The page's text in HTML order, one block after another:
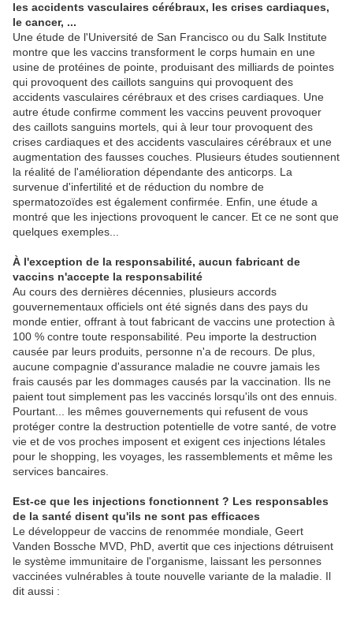
les accidents vasculaires cérébraux, les crises cardiaques,
le cancer, ...
Une étude de l'Université de San Francisco ou du Salk Institute
montre que les vaccins transforment le corps humain en une
usine de protéines de pointe, produisant des milliards de pointes
qui provoquent des caillots sanguins qui provoquent des
accidents vasculaires cérébraux et des crises cardiaques. Une
autre étude confirme comment les vaccins peuvent provoquer
des caillots sanguins mortels, qui à leur tour provoquent des
crises cardiaques et des accidents vasculaires cérébraux et une
augmentation des fausses couches. Plusieurs études soutiennent
la réalité de l'amélioration dépendante des anticorps. La
survenue d'infertilité et de réduction du nombre de
spermatozoïdes est également confirmée. Enfin, une étude a
montré que les injections provoquent le cancer. Et ce ne sont que
quelques exemples...
À l'exception de la responsabilité, aucun fabricant de
vaccins n'accepte la responsabilité
Au cours des dernières décennies, plusieurs accords
gouvernementaux officiels ont été signés dans des pays du
monde entier, offrant à tout fabricant de vaccins une protection à
100 % contre toute responsabilité. Peu importe la destruction
causée par leurs produits, personne n'a de recours. De plus,
aucune compagnie d'assurance maladie ne couvre jamais les
frais causés par les dommages causés par la vaccination. Ils ne
paient tout simplement pas les vaccinés lorsqu'ils ont des ennuis.
Pourtant... les mêmes gouvernements qui refusent de vous
protéger contre la destruction potentielle de votre santé, de votre
vie et de vos proches imposent et exigent ces injections létales
pour le shopping, les voyages, les rassemblements et même les
services bancaires.
Est-ce que les injections fonctionnent ? Les responsables
de la santé disent qu'ils ne sont pas efficaces
Le développeur de vaccins de renommée mondiale, Geert
Vanden Bossche MVD, PhD, avertit que ces injections détruisent
le système immunitaire de l'organisme, laissant les personnes
vaccinées vulnérables à toute nouvelle variante de la maladie. Il
dit aussi :